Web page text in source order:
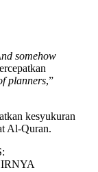
somehow
planners,”
kesyukuran
Al-Quran.